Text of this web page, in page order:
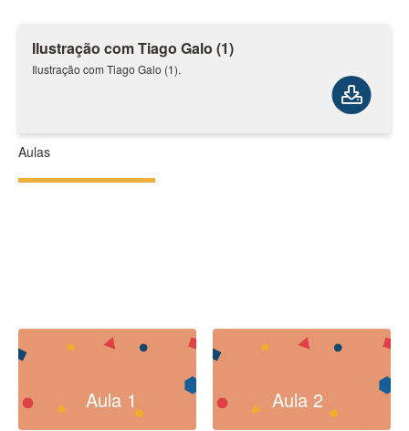
Ilustração com Tiago Galo (1)
Ilustração com Tiago Galo (1).
Aulas
Aula 1 Aula 2